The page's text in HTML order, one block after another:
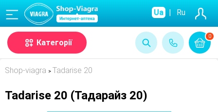
0
(068) Ua | Ru
Категорії
Shop-viagra > Tadarise 20
Tadarise 20 (Тадарайз 20)